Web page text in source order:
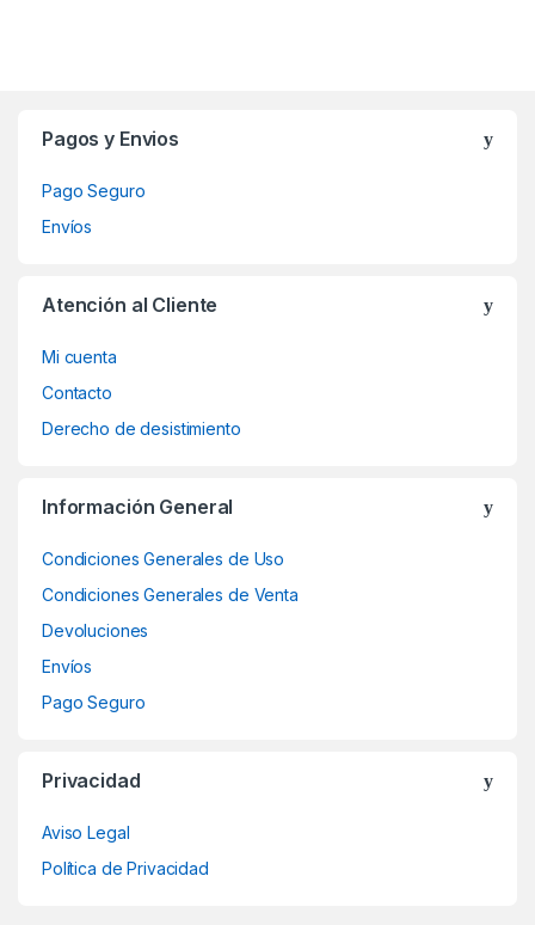
Pagos y Envios
Pago Seguro
Envíos
Atención al Cliente
Mi cuenta
Contacto
Derecho de desistimiento
Información General
Condiciones Generales de Uso
Condiciones Generales de Venta
Devoluciones
Envíos
Pago Seguro
Privacidad
Aviso Legal
Política de Privacidad